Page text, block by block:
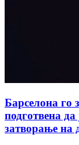
Барселона го
подготвена да
затворање на